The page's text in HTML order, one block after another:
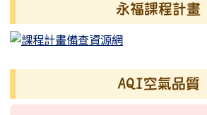
永福課程計畫
AQI空氣品質